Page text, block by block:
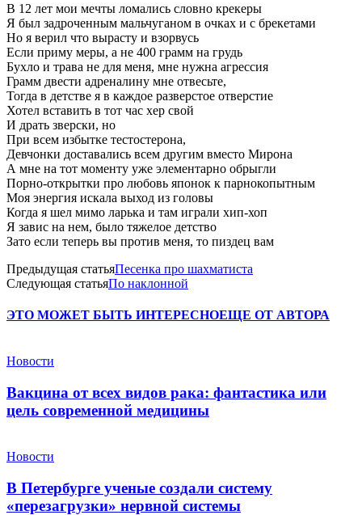
В 12 лет мои мечты ломались словно крекеры
Я был задроченным мальчуганом в очках и с брекетами
Но я верил что вырасту и взорвусь
Если приму меры, а не 400 грамм на грудь
Бухло и трава не для меня, мне нужна агрессия
Грамм двести адреналину мне отвесьте,
Тогда в детстве я в каждое разверстое отверстие
Хотел вставить в тот час хер свой
И драть зверски, но
При всем избытке тестостерона,
Девчонки доставались всем другим вместо Мирона
А мне на тот моменту уже элементарно обрыгли
Порно-открытки про любовь японок к парнокопытным
Моя энергия искала выход из головы
Когда я шел мимо ларька и там играли хип-хоп
Я завис на нем, было тяжелое детство
Зато если теперь вы против меня, то пиздец вам
Предыдущая статьяПесенка про шахматиста
Следующая статьяПо наклонной
ЭТО МОЖЕТ БЫТЬ ИНТЕРЕСНОЕЩЕ ОТ АВТОРА
Новости
Вакцина от всех видов рака: фантастика или
цель современной медицины
Новости
В Петербурге ученые создали систему
«перезагрузки» нервной системы